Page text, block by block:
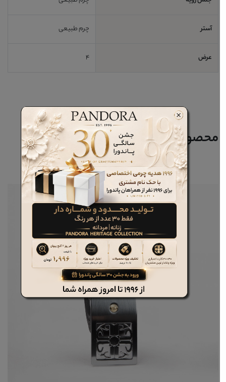
آستر چرم طبیعی
عرض
محصولات مرتبط